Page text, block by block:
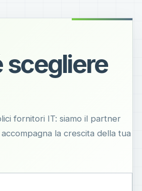
scegliere
fornitori IT: siamo il partner
la crescita della tua